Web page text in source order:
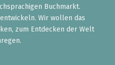
Buchmarkt.
Wir wollen das
zum Entdecken der Welt